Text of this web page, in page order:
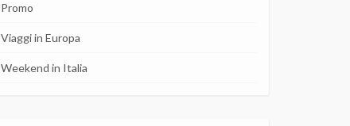
Promo
Viaggi in Europa
Weekend in Italia